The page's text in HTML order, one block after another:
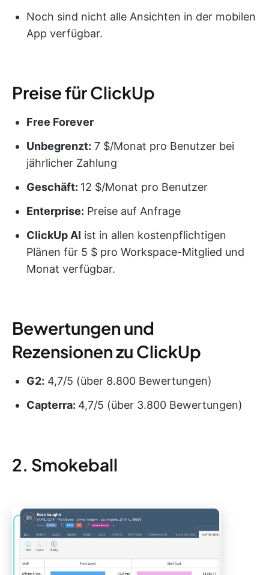
Noch sind nicht alle Ansichten in der mobilen
App verfügbar.
Preise für ClickUp
Free Forever
Unbegrenzt: 7 $/Monat pro Benutzer bei
jährlicher Zahlung
Geschäft: 12 $/Monat pro Benutzer
Enterprise: Preise auf Anfrage
ClickUp AI ist in allen kostenpflichtigen
Plänen für 5 $ pro Workspace-Mitglied und
Monat verfügbar.
Bewertungen und
Rezensionen zu ClickUp
G2: 4,7/5 (über 8.800 Bewertungen)
Capterra: 4,7/5 (über 3.800 Bewertungen)
2. Smokeball